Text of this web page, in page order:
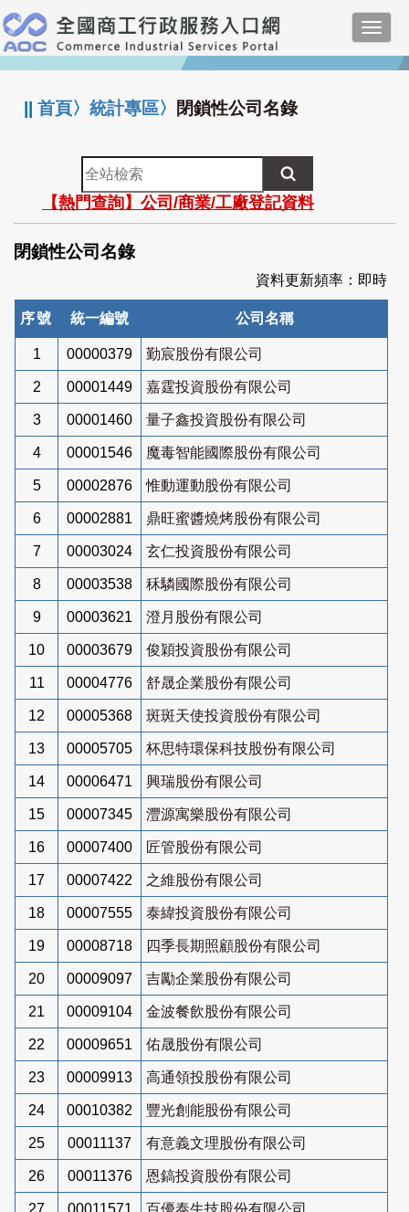
跳
到
主
要
:::
||首頁〉統計專區〉 閉鎖性公司名錄
全
站
檢
索
【熱門查詢】公司/商業/工廠登記資料
閉鎖性公司名錄
資料更新頻率：即時
序號 統一編號 公司名稱
1 00000379 勤宸股份有限公司
2 00001449 嘉霆投資股份有限公司
3 00001460 量子鑫投資股份有限公司
4 00001546 魔毒智能國際股份有限公司
5 00002876 惟動運動股份有限公司
6 00002881 鼎旺蜜醬燒烤股份有限公司
7 00003024 玄仁投資股份有限公司
8 00003538 秝驎國際股份有限公司
9 00003621 澄月股份有限公司
10 00003679 俊穎投資股份有限公司
11 00004776 舒晟企業股份有限公司
12 00005368 斑斑天使投資股份有限公司
13 00005705 杯思特環保科技股份有限公司
14 00006471 興瑞股份有限公司
15 00007345 灃源寓樂股份有限公司
16 00007400 匠管股份有限公司
17 00007422 之維股份有限公司
18 00007555 泰緯投資股份有限公司
19 00008718 四季長期照顧股份有限公司
20 00009097 吉勵企業股份有限公司
21 00009104 金波餐飲股份有限公司
22 00009651 佑晟股份有限公司
23 00009913 高通領投股份有限公司
24 00010382 豐光創能股份有限公司
25 00011137 有意義文理股份有限公司
26 00011376 恩鎬投資股份有限公司
27 00011571 百優泰生技股份有限公司